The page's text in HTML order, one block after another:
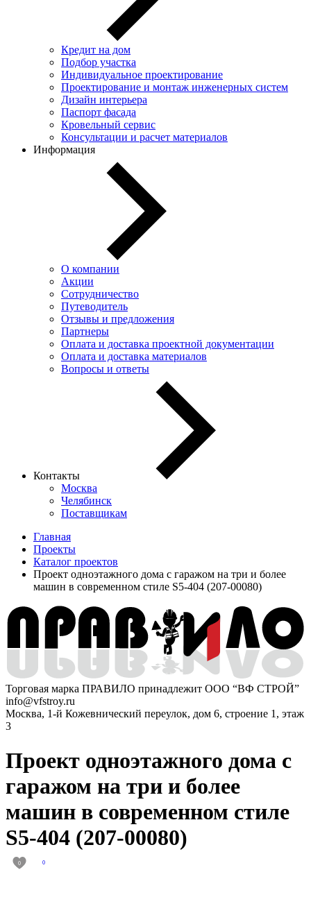
Кредит на дом
Подбор участка
Индивидуальное проектирование
Проектирование и монтаж инженерных систем
Дизайн интерьера
Паспорт фасада
Кровельный сервис
Консультации и расчет материалов
Информация
О компании
Акции
Сотрудничество
Путеводитель
Отзывы и предложения
Партнеры
Оплата и доставка проектной документации
Оплата и доставка материалов
Вопросы и ответы
Контакты
Москва
Челябинск
Поставщикам
Главная
Проекты
Каталог проектов
Проект одноэтажного дома с гаражом на три и более
машин в современном стиле S5-404 (207-00080)
Торговая марка ПРАВИЛО принадлежит ООО “ВФ СТРОЙ”
info@vfstroy.ru
Москва, 1-й Кожевнический переулок, дом 6, строение 1, этаж
3
Проект одноэтажного дома с
гаражом на три и более
машин в современном стиле
S5-404 (207-00080)
0 0